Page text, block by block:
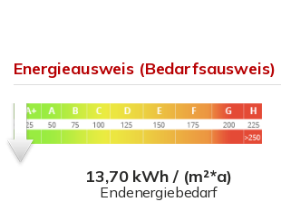
Energieausweis (Bedarfsausweis)
13,70 kWh / (m²*a)
Endenergiebedarf